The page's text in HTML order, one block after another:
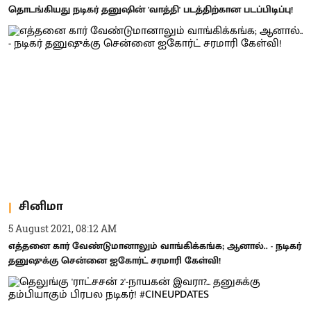
தொடங்கியது நடிகர் தனுஷின் 'வாத்தி' படத்திற்கான படப்பிடிப்பு!
சினிமா
5 August 2021, 08:12 AM
எத்தனை கார் வேண்டுமானாலும் வாங்கிக்கங்க; ஆனால்.. - நடிகர்
தனுஷுக்கு சென்னை ஐகோர்ட் சரமாரி கேள்வி!